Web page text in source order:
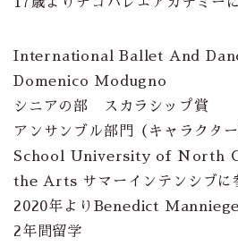
International Ballet And
Domenico Modugno
シニアの部 スカラシップ賞
アンサンブル部門（キャラクタ
School University of North
the Arts サマーインテンシブに
2020年よりBenedict
2年間留学